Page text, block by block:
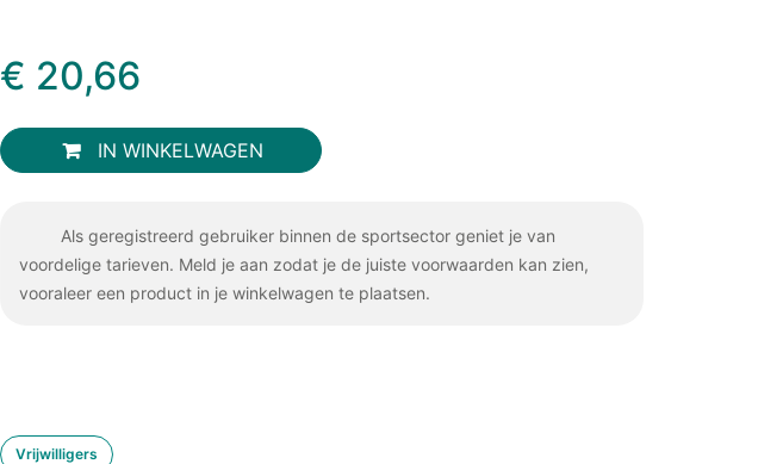
€ 20,66
IN WINKELWAGEN
Als geregistreerd gebruiker binnen de sportsector geniet je van
voordelige tarieven. Meld je aan zodat je de juiste voorwaarden kan zien,
vooraleer een product in je winkelwagen te plaatsen.
Vrijwilligers